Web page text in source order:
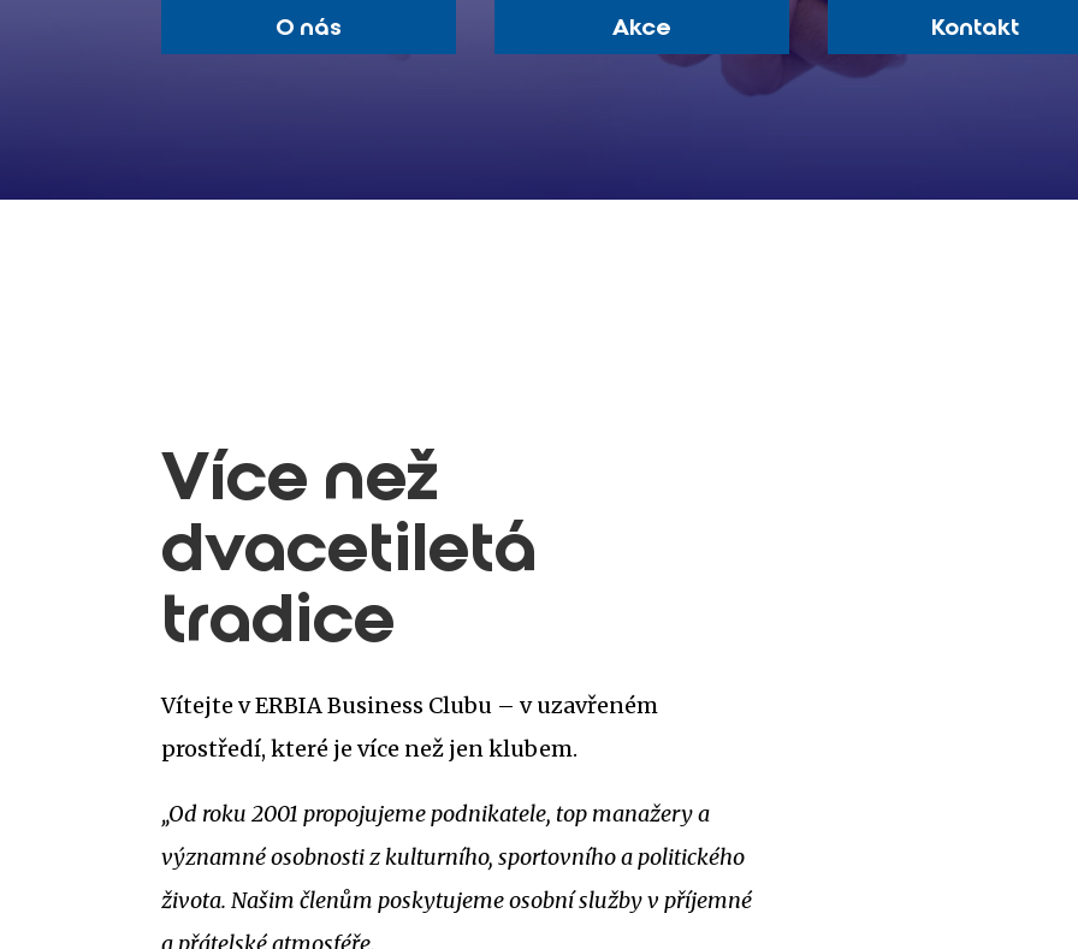
O nás Akce Kontakt
Více než
dvacetiletá
tradice
Vítejte v ERBIA Business Clubu – v uzavřeném
prostředí, které je více než jen klubem.
„Od roku 2001 propojujeme podnikatele, top manažery a
významné osobnosti z kulturního, sportovního a politického
života. Našim členům poskytujeme osobní služby v příjemné
a přátelské atmosféře.